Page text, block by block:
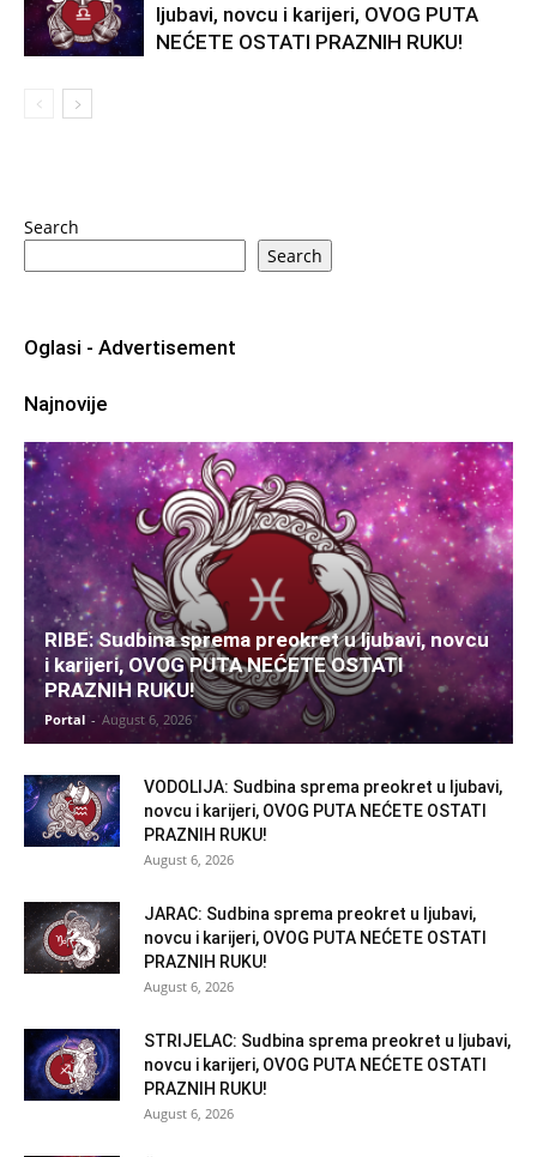
ljubavi, novcu i karijeri, OVOG PUTA
NEĆETE OSTATI PRAZNIH RUKU!
Search
Search
Oglasi - Advertisement
Najnovije
RIBE: Sudbina sprema preokret u ljubavi, novcu
i karijeri, OVOG PUTA NEĆETE OSTATI
PRAZNIH RUKU!
Portal - August 6, 2026
VODOLIJA: Sudbina sprema preokret u ljubavi,
novcu i karijeri, OVOG PUTA NEĆETE OSTATI
PRAZNIH RUKU!
August 6, 2026
JARAC: Sudbina sprema preokret u ljubavi,
novcu i karijeri, OVOG PUTA NEĆETE OSTATI
PRAZNIH RUKU!
August 6, 2026
STRIJELAC: Sudbina sprema preokret u ljubavi,
novcu i karijeri, OVOG PUTA NEĆETE OSTATI
PRAZNIH RUKU!
August 6, 2026